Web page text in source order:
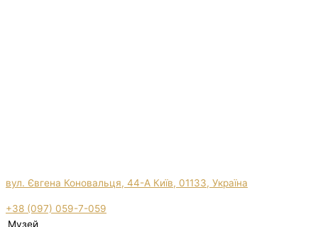
вул. Євгена Коновальця, 44-А Київ, 01133, Україна
+38 (097) 059-7-059
Музей